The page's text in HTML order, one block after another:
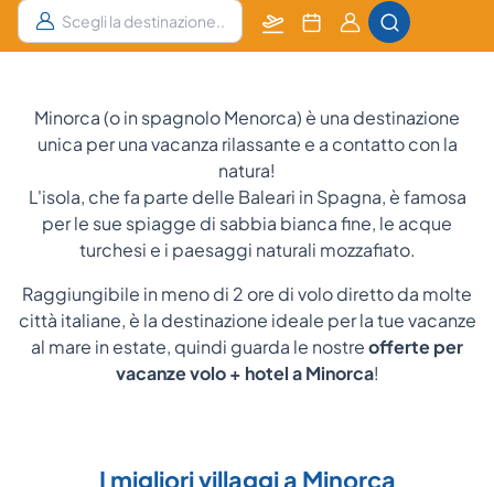
Partenza
da
Data
notti
Camere
e Ospiti
Minorca (o in spagnolo Menorca) è una destinazione
unica per una vacanza rilassante e a contatto con la
natura!
L'isola, che fa parte delle Baleari in Spagna, è famosa
per le sue spiagge di sabbia bianca fine, le acque
turchesi e i paesaggi naturali mozzafiato.
Raggiungibile in meno di 2 ore di volo diretto da molte
città italiane, è la destinazione ideale per la tue vacanze
al mare in estate, quindi guarda le nostreofferte per
vacanze volo + hotel a Minorca!
I migliori villaggi a Minorca